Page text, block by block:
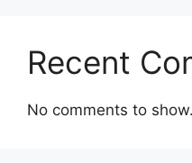
Recent
No comments to show.